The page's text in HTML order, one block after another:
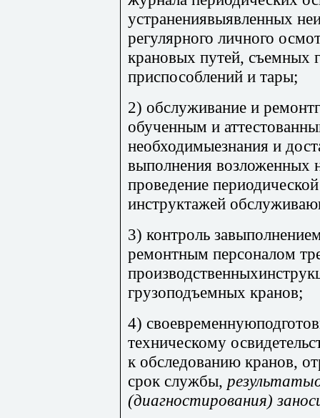
устранениявыявленных
регулярного личного
крановых путей, съемных
приспособлений и тары;
2) обслуживание и
обученным и
необходимыезнания и
выполнения возложенных
проведение
инструктажей
3) контроль
ремонтным персоналом
грузоподъемных кранов;
4)
техническому
к обследованию кранов,
срок службы,
(диагностирования)